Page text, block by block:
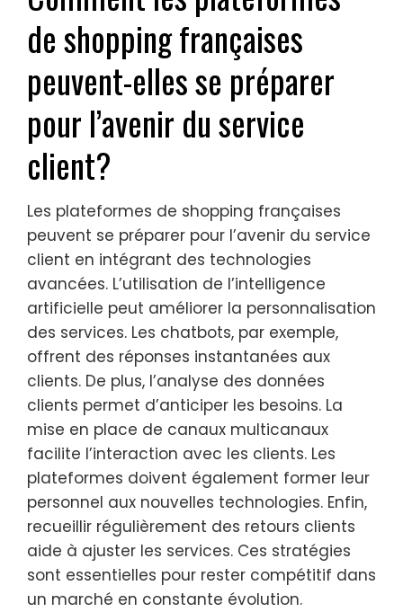
de shopping françaises
peuvent-elles se préparer
pour l’avenir du service
client?
Les plateformes de shopping françaises
peuvent se préparer pour l’avenir du service
client en intégrant des technologies
avancées. L’utilisation de l’intelligence
artificielle peut améliorer la personnalisation
des services. Les chatbots, par exemple,
offrent des réponses instantanées aux
clients. De plus, l’analyse des données
clients permet d’anticiper les besoins. La
mise en place de canaux multicanaux
facilite l’interaction avec les clients. Les
plateformes doivent également former leur
personnel aux nouvelles technologies. Enfin,
recueillir régulièrement des retours clients
aide à ajuster les services. Ces stratégies
sont essentielles pour rester compétitif dans
un marché en constante évolution.